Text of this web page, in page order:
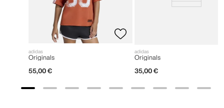
adidas
Originals
55,00 €
adidas
Originals
35,00 €